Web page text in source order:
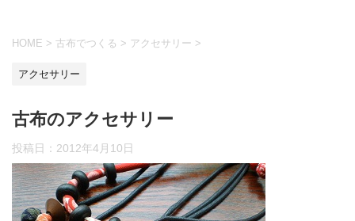
HOME > 古布でつくる > アクセサリー >
アクセサリー
古布のアクセサリー
投稿日： 2012年4月10日